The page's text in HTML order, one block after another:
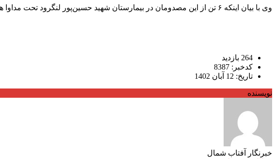
وی با بیان اینکه ۶ تن از این مصدومان در بیمارستان شهید حسین‌پور لنگرود تحت مداوا هستند، گفت: هم‌اکنون ۱۰ تن از این مصدومان در مرکز آموزشی درمانی ولایت رشت تحت مداوا هستند.
264 بازدید
کدخبر: 8387
تاریخ: 12 آبان 1402
نویسنده
خبرنگار آفتاب شمال